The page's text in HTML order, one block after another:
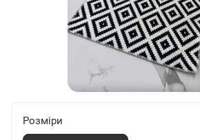
Розміри